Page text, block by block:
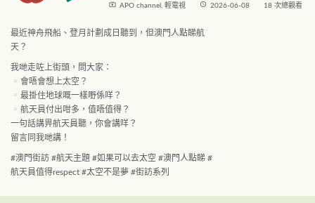
live_tv APO channel , 輕電視 access_time 2026-06-08 18 次總觀看
最近神舟飛船、登月計劃成日聽到，但澳門人點睇航
天？
我哋走咗上街頭，問大家：
會唔會想上太空？
最掛住地球嘅一樣嘢係咩？
航天員付出咁多，值唔值得？
一句話講畀航天員聽，你會講咩？
留言同我哋講！
#澳門街訪 #航天主題 #如果可以去太空 #澳門人點睇 #
航天員值得respect #太空不是夢 #街訪系列